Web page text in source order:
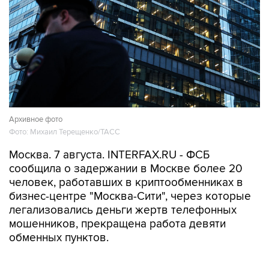
Архивное фото
Фото: Михаил Терещенко/ТАСС
Москва. 7 августа. INTERFAX.RU - ФСБ
сообщила о задержании в Москве более 20
человек, работавших в криптообменниках в
бизнес-центре "Москва-Сити", через которые
легализовались деньги жертв телефонных
мошенников, прекращена работа девяти
обменных пунктов.